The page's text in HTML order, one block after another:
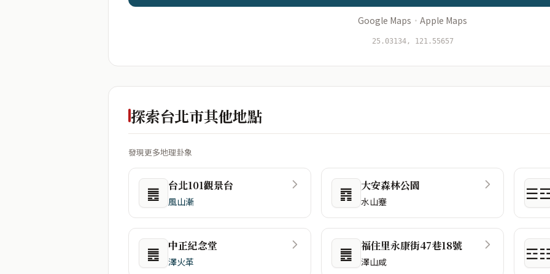
Google Maps · Apple Maps
25.03134, 121.55657
探索台北市其他地點
發現更多地理卦象
䷌ 台北101觀景台
風山漸 ䷴ 大安森林公園
水山蹇
䷌ 中正紀念堂
澤火革 ䷌ 福住里永康街47巷18號
澤山咸